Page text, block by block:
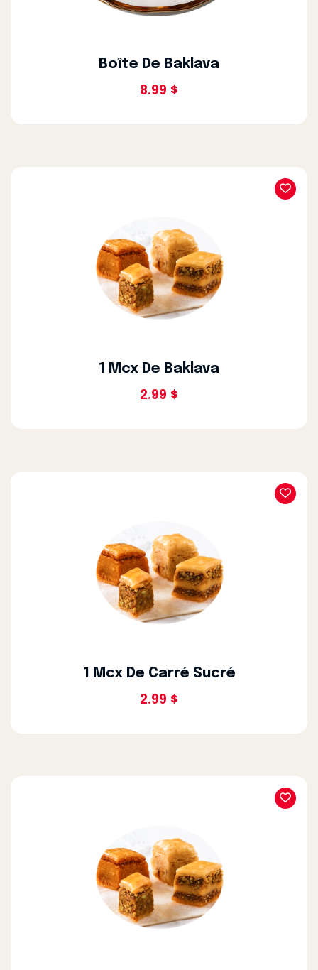
Boîte De Baklava
8.99 $
1 Mcx De Baklava
2.99 $
1 Mcx De Carré Sucré
2.99 $